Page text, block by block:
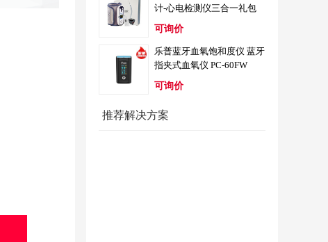
计-心电检测仪三合一礼包
可询价
乐普蓝牙血氧饱和度仪 蓝牙
指夹式血氧仪 PC-60FW
可询价
推荐解决方案